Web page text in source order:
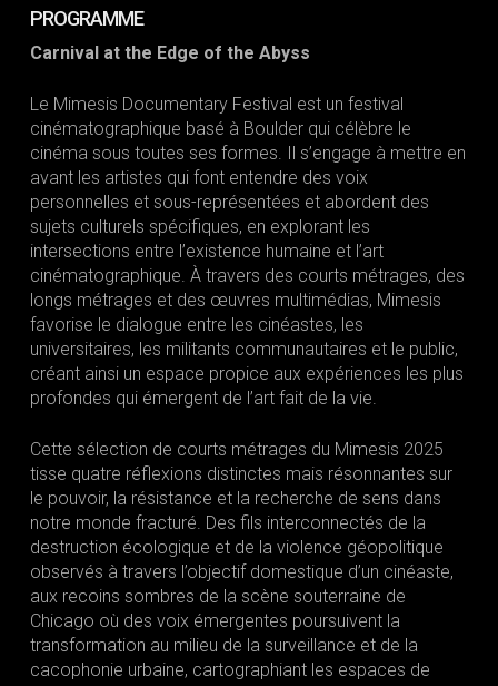
PROGRAMME
Carnival at the Edge of the Abyss
Le Mimesis Documentary Festival est un festival
cinématographique basé à Boulder qui célèbre le
cinéma sous toutes ses formes. Il s’engage à mettre en
avant les artistes qui font entendre des voix
personnelles et sous-représentées et abordent des
sujets culturels spécifiques, en explorant les
intersections entre l’existence humaine et l’art
cinématographique. À travers des courts métrages, des
longs métrages et des œuvres multimédias, Mimesis
favorise le dialogue entre les cinéastes, les
universitaires, les militants communautaires et le public,
créant ainsi un espace propice aux expériences les plus
profondes qui émergent de l’art fait de la vie.
Cette sélection de courts métrages du Mimesis 2025
tisse quatre réflexions distinctes mais résonnantes sur
le pouvoir, la résistance et la recherche de sens dans
notre monde fracturé. Des fils interconnectés de la
destruction écologique et de la violence géopolitique
observés à travers l’objectif domestique d’un cinéaste,
aux recoins sombres de la scène souterraine de
Chicago où des voix émergentes poursuivent la
transformation au milieu de la surveillance et de la
cacophonie urbaine, cartographiant les espaces de